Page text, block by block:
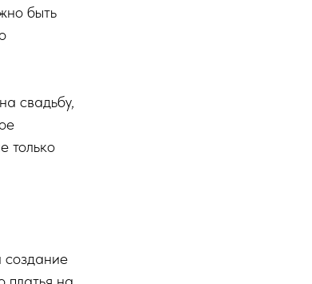
быть
свадьбу,
только
создание